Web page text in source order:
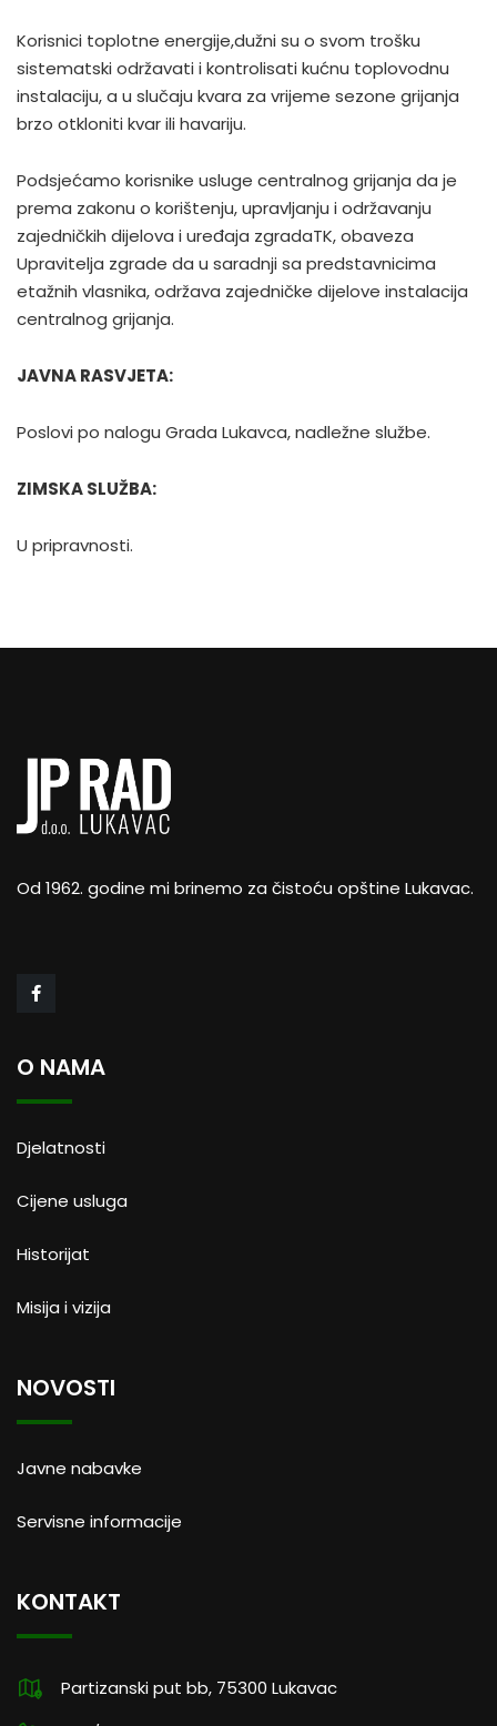
Korisnici toplotne energije,dužni su o svom trošku
sistematski održavati i kontrolisati kućnu toplovodnu
instalaciju, a u slučaju kvara za vrijeme sezone grijanja
brzo otkloniti kvar ili havariju.
Podsjećamo korisnike usluge centralnog grijanja da je
prema zakonu o korištenju, upravljanju i održavanju
zajedničkih dijelova i uređaja zgradaTK, obaveza
Upravitelja zgrade da u saradnji sa predstavnicima
etažnih vlasnika, održava zajedničke dijelove instalacija
centralnog grijanja.
JAVNA RASVJETA:
Poslovi po nalogu Grada Lukavca, nadležne službe.
ZIMSKA SLUŽBA:
U pripravnosti.
Od 1962. godine mi brinemo za čistoću opštine Lukavac.
O NAMA
Djelatnosti
Cijene usluga
Historijat
Misija i vizija
NOVOSTI
Javne nabavke
Servisne informacije
KONTAKT
Partizanski put bb, 75300 Lukavac